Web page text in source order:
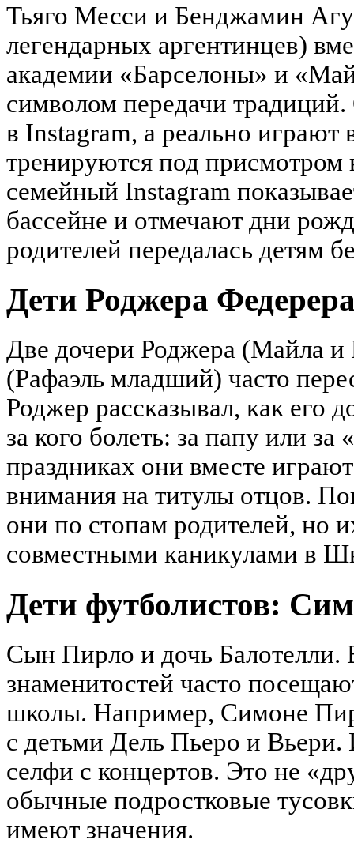
Тьяго Месси и Бенджамин
легендарных аргентинцев)
академии «Барселоны» и
символом передачи
в Instagram, а реально играют
тренируются под
семейный Instagram
бассейне и отмечают дни
родителей передалась детям
Дети Роджера
Две дочери Роджера (Майла
(Рафаэль младший) часто
Роджер рассказывал, как его
за кого болеть: за папу или
праздниках они вместе
внимания на титулы отцов.
они по стопам родителей, но
совместными каникулами в
Дети футболистов:
Сын Пирло и дочь Балотелли.
знаменитостей часто
школы. Например, Симоне
с детьми Дель Пьеро и Вьери.
селфи с концертов. Это не
обычные подростковые
имеют значения.